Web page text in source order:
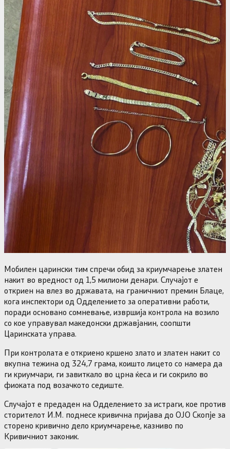
Мобилен царински тим спречи обид за криумчарење златен
накит во вредност од 1,5 милиони денари. Случајот е
откриен на влез во државата, на граничниот премин Блаце,
кога инспектори од Одделението за оперативни работи,
поради основано сомневање, извршија контрола на возило
со кое управувал македонски државјанин, соопшти
Царинската управа.
При контролата е откриено кршено злато и златен накит со
вкупна тежина од 324,7 грама, коишто лицето со намера да
ги криумчари, ги завиткало во црна ќеса и ги сокрило во
фиоката под возачкото седиште.
Случајот е предаден на Одделението за истраги, кое против
сторителот И.М. поднесе кривична пријава до ОЈО Скопје за
сторено кривично дело криумчарење, казниво по
Кривичниот законик.